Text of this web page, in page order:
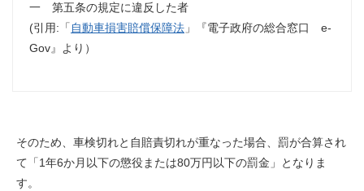
一 第五条の規定に違反した者
(引用:「 自動車損害賠償保障法 」『電子政府の総合窓口 e-
Gov』より）
そのため、車検切れと自賠責切れが重なった場合、罰が合算され
て 「1年6か月以下の懲役または80万円以下の罰金」となりま
す。